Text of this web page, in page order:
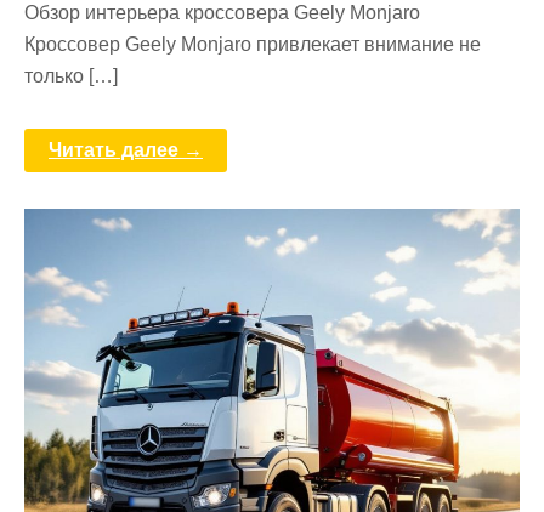
Обзор интерьера кроссовера Geely Monjaro
Кроссовер Geely Monjaro привлекает внимание не
только […]
Читать далее →